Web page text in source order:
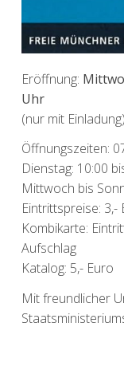
Eröffnung:
Uhr
(nur mit Einladung)
Öffnungszeiten:
Dienstag: 10:00
Mittwoch bis
Eintrittspreise: 3,-
Kombikarte:
Aufschlag
Katalog: 5,- Euro
Mit freundlicher